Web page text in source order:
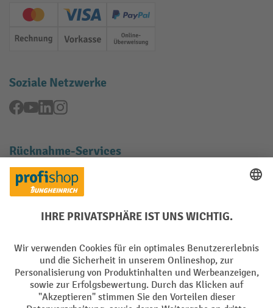
Creditcard (Master)Creditcard (Visa)
PayPal
Rechnung Vorkasse Online-Überweisung
Soziale Netzwerke
Facebook
YouTubeLinkedInInstagram
Rücknahme-Services
Elektrogeräte Rückname
Batterie Rückname
Impressum Datenschutz